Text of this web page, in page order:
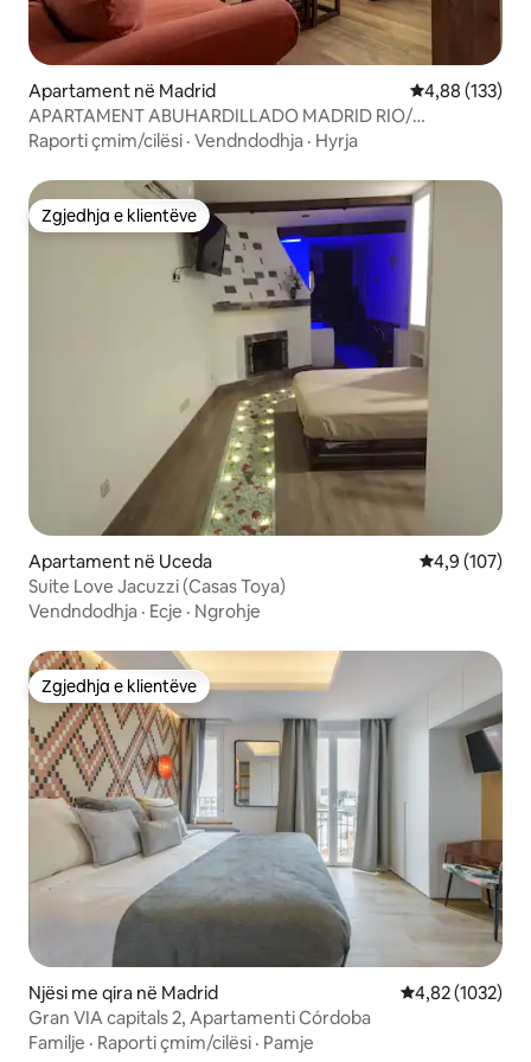
Apartament në Madrid Vlerësimi
4,88 (133)
APARTAMENT ABUHARDILLADO MADRID RIO/
MATADERO WIFI
Raporti çmim/cilësi · Vendndodhja · Hyrja
Zgjedhja e klientëve
Zgjedhja e klientëve
Apartament në Uceda Vlerësimi
4,9 (107)
Suite Love Jacuzzi (Casas Toya)
Vendndodhja · Ecje · Ngrohje
Zgjedhja e klientëve
Zgjedhja e klientëve
Njësi me qira në Madrid Vlerësimi
4,82 (1032)
Gran VIA capitals 2, Apartamenti Córdoba
Familje · Raporti çmim/cilësi · Pamje